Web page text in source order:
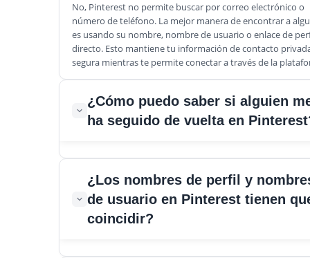
No, Pinterest no permite buscar por correo electrónico o
número de teléfono. La mejor manera de encontrar a
es usando su nombre, nombre de usuario o enlace de
directo. Esto mantiene tu información de contacto
segura mientras te permite conectar a través de la
¿Cómo puedo saber si alguien
ha seguido de vuelta en
Abre tu perfil, toca Seguidores y revisa la lista. Si ves su
nombre tanto en Seguidores como en Siguiendo,
te siguen de vuelta. Es una manera sencilla de rastrear
conexiones mutuas sin usar herramientas de terceros.
¿Los nombres de perfil y
de usuario en Pinterest tienen
coincidir?